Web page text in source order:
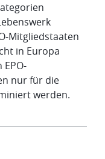
Mitgliedstaaten
in Europa
nur für die
werden.